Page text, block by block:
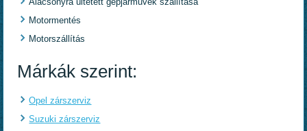
Motormentés
Motorszállítás
Márkák szerint:
Opel zárszerviz
Suzuki zárszerviz